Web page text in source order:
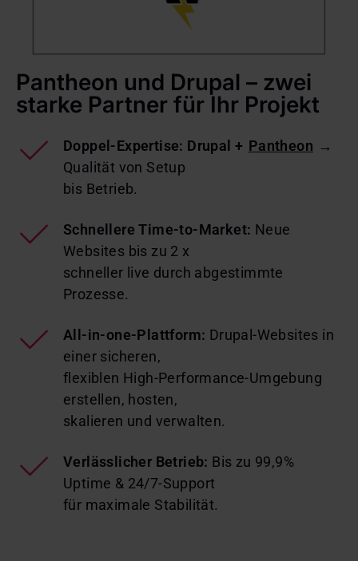
Pantheon und Drupal – zwei
starke Partner für Ihr Projekt
Doppel-Expertise: Drupal + Pantheon →
Qualität von Setup
bis Betrieb.
Schnellere Time-to-Market: Neue
Websites bis zu 2 x
schneller live durch abgestimmte
Prozesse.
All-in-one-Plattform: Drupal-Websites in
einer sicheren,
flexiblen High-Performance-Umgebung
erstellen, hosten,
skalieren und verwalten.
Verlässlicher Betrieb: Bis zu 99,9%
Uptime & 24/7-Support
für maximale Stabilität.